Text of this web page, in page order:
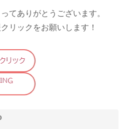
てありがとうございます。
リックをお願いします！